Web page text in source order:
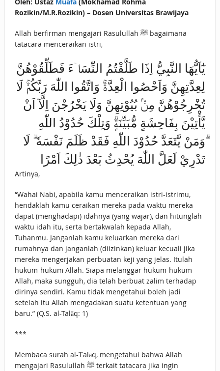
Oleh: Ustaz Muafa(Mokhamad Rohma
Rozikin/M.R.Rozikin) – Dosen Universitas Brawijaya
Allah berfirman mengajari Rasulullah ﷺ bagaimana
tatacara menceraikan istri,
يٰٓاَيُّهَا النَّبِيُّ اِذَا طَلَّقْتُمُ النِّسَاۤءَ فَطَلِّقُوْهُنَّ
لِعِدَّتِهِنَّ وَاَحْصُوا الْعِدَّةَۚ وَاتَّقُوا اللّٰهَ رَبَّكُمْۚ لَا
تُخْرِجُوْهُنَّ مِنْۢ بُيُوْتِهِنَّ وَلَا يَخْرُجْنَ اِلَّآ اَنْ
يَّأْتِيْنَ بِفَاحِشَةٍ مُّبَيِّنَةٍۗ وَتِلْكَ حُدُوْدُ اللّٰهِ
ۗوَمَنْ يَّتَعَدَّ حُدُوْدَ اللّٰهِ فَقَدْ ظَلَمَ نَفْسَهٗ ۗ لَا
تَدْرِيْ لَعَلَّ اللّٰهَ يُحْدِثُ بَعْدَ ذٰلِكَ اَمْرًا
Artinya,
“Wahai Nabi, apabila kamu menceraikan istri-istrimu,
hendaklah kamu ceraikan mereka pada waktu mereka
dapat (menghadapi) idahnya (yang wajar), dan hitunglah
waktu idah itu, serta bertakwalah kepada Allah,
Tuhanmu. Janganlah kamu keluarkan mereka dari
rumahnya dan janganlah (diizinkan) keluar kecuali jika
mereka mengerjakan perbuatan keji yang jelas. Itulah
hukum-hukum Allah. Siapa melanggar hukum-hukum
Allah, maka sungguh, dia telah berbuat zalim terhadap
dirinya sendiri. Kamu tidak mengetahui boleh jadi
setelah itu Allah mengadakan suatu ketentuan yang
baru.” (Q.S. al-Talāq: 1)
***
Membaca surah al-Ṭalāq, mengetahui bahwa Allah
mengajari Rasulullah ﷺ terkait tatacara jika ingin